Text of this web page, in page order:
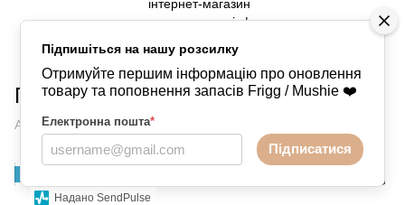
Підпишіться на нашу розсилку
Отримуйте першим інформацію про оновлення
товару та поповнення запасів Frigg / Mushie ❤️
Електронна пошта*
Підписатися
Надано SendPulse
Пустушки FRIGG FRIGG
Пустушка Frigg Daisy Portobello 6-18
Артикул:76022373 Написати відгук